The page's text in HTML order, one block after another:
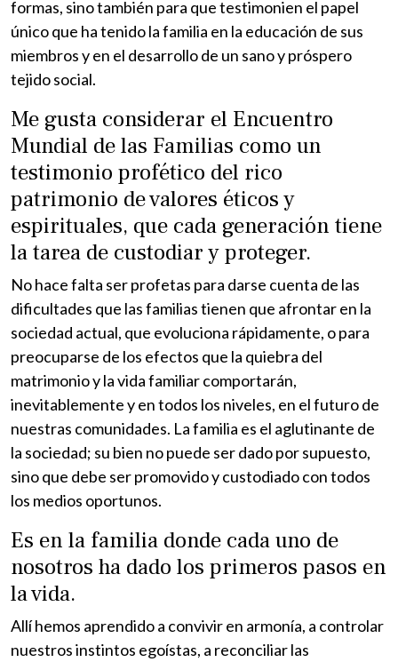
formas, sino también para que testimonien el papel
único que ha tenido la familia en la educación de sus
miembros y en el desarrollo de un sano y próspero
tejido social.
Me gusta considerar el Encuentro
Mundial de las Familias como un
testimonio profético del rico
patrimonio de valores éticos y
espirituales, que cada generación tiene
la tarea de custodiar y proteger.
No hace falta ser profetas para darse cuenta de las
dificultades que las familias tienen que afrontar en la
sociedad actual, que evoluciona rápidamente, o para
preocuparse de los efectos que la quiebra del
matrimonio y la vida familiar comportarán,
inevitablemente y en todos los niveles, en el futuro de
nuestras comunidades. La familia es el aglutinante de
la sociedad; su bien no puede ser dado por supuesto,
sino que debe ser promovido y custodiado con todos
los medios oportunos.
Es en la familia donde cada uno de
nosotros ha dado los primeros pasos en
la vida.
Allí hemos aprendido a convivir en armonía, a controlar
nuestros instintos egoístas, a reconciliar las